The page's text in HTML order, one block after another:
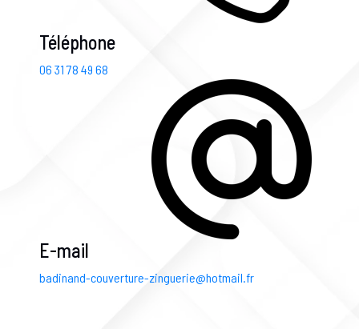
Téléphone
06 31 78 49 68
E-mail
badinand-couverture-zinguerie@hotmail.fr